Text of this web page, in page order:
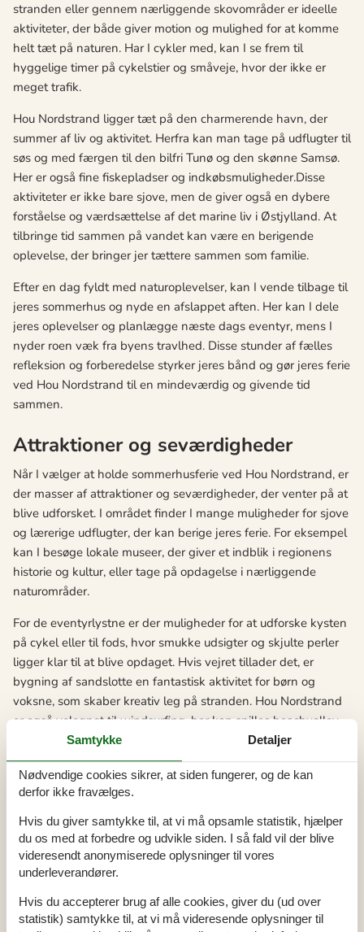
stranden eller gennem nærliggende skovområder er ideelle
aktiviteter, der både giver motion og mulighed for at komme
helt tæt på naturen. Har I cykler med, kan I se frem til
hyggelige timer på cykelstier og småveje, hvor der ikke er
meget trafik.
Hou Nordstrand ligger tæt på den charmerende havn, der
summer af liv og aktivitet. Herfra kan man tage på udflugter til
søs og med færgen til den bilfri Tunø og den skønne Samsø.
Her er også fine fiskepladser og indkøbsmuligheder.Disse
aktiviteter er ikke bare sjove, men de giver også en dybere
forståelse og værdsættelse af det marine liv i Østjylland. At
tilbringe tid sammen på vandet kan være en berigende
oplevelse, der bringer jer tættere sammen som familie.
Efter en dag fyldt med naturoplevelser, kan I vende tilbage til
jeres sommerhus og nyde en afslappet aften. Her kan I dele
jeres oplevelser og planlægge næste dags eventyr, mens I
nyder roen væk fra byens travlhed. Disse stunder af fælles
refleksion og forberedelse styrker jeres bånd og gør jeres ferie
ved Hou Nordstrand til en mindeværdig og givende tid
sammen.
Attraktioner og seværdigheder
Når I vælger at holde sommerhusferie ved Hou Nordstrand, er
der masser af attraktioner og seværdigheder, der venter på at
blive udforsket. I området finder I mange muligheder for sjove
og lærerige udflugter, der kan berige jeres ferie. For eksempel
kan I besøge lokale museer, der giver et indblik i regionens
historie og kultur, eller tage på opdagelse i nærliggende
naturområder.
For de eventyrlystne er der muligheder for at udforske kysten
på cykel eller til fods, hvor smukke udsigter og skjulte perler
ligger klar til at blive opdaget. Hvis vejret tillader det, er
bygning af sandslotte en fantastisk aktivitet for børn og
voksne, som skaber kreativ leg på stranden. Hou Nordstrand
er også velegnet til windsurfing, her kan spilles beachvolley
og minigolf, så her er aktiviteter for store som små. Dette ikke
blot skaber sjov, men også varige minder.
Ta' turen til den hyggelige by Odder og til Økologiens Have,
og butik. Her er også aktiviteter for børn som f.eks.
hestevognskørsel, bål og leg, og haven er et populært
udflugtsmål også for børnefamilier. Besøg også Fru Møllers
Aarhus og Horsens, der begge er spændende kultur- og
shopping-byer.
Samtykke Detaljer
Nødvendige cookies sikrer, at siden fungerer, og de kan
derfor ikke fravælges.
Hvis du giver samtykke til, at vi må opsamle statistik, hjælper
du os med at forbedre og udvikle siden. I så fald vil der blive
videresendt anonymiserede oplysninger til vores
underleverandører.
Hvis du accepterer brug af alle cookies, giver du (ud over
statistik) samtykke til, at vi må videresende oplysninger til